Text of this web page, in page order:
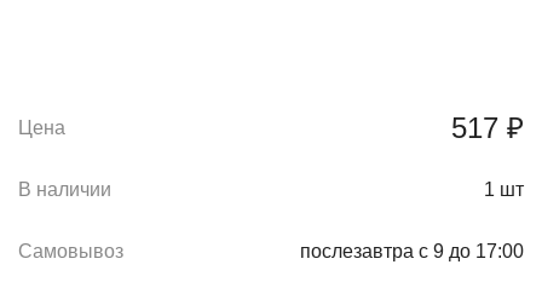
Цена 517 ₽
В наличии 1 шт
Самовывоз послезавтра с 9 до 17:00